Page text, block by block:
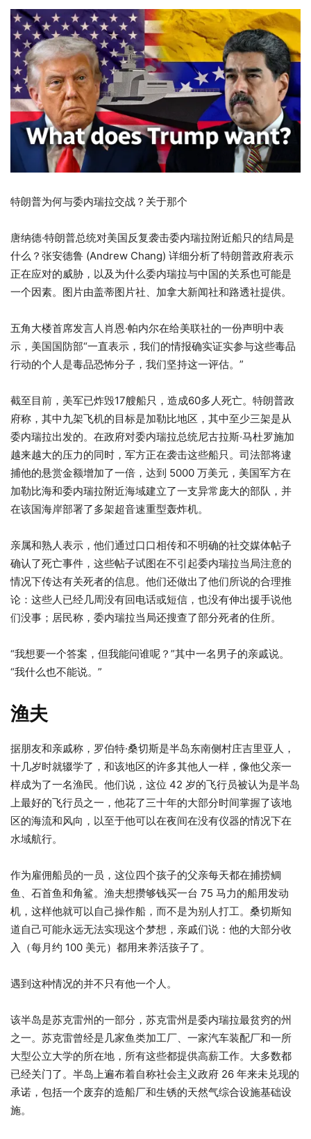
特朗普为何与委内瑞拉交战？关于那个
唐纳德·特朗普总统对美国反复袭击委内瑞拉附近船只的结局是
什么？张安德鲁 (Andrew Chang) 详细分析了特朗普政府表示
正在应对的威胁，以及为什么委内瑞拉与中国的关系也可能是
一个因素。图片由盖蒂图片社、加拿大新闻社和路透社提供。
五角大楼首席发言人肖恩·帕内尔在给美联社的一份声明中表
示，美国国防部“一直表示，我们的情报确实证实参与这些毒品
行动的个人是毒品恐怖分子，我们坚持这一评估。”
截至目前，美军已炸毁17艘船只，造成60多人死亡。特朗普政
府称，其中九架飞机的目标是加勒比地区，其中至少三架是从
委内瑞拉出发的。在政府对委内瑞拉总统尼古拉斯·马杜罗施加
越来越大的压力的同时，军方正在袭击这些船只。司法部将逮
捕他的悬赏金额增加了一倍，达到 5000 万美元，美国军方在
加勒比海和委内瑞拉附近海域建立了一支异常庞大的部队，并
在该国海岸部署了多架超音速重型轰炸机。
亲属和熟人表示，他们通过口口相传和不明确的社交媒体帖子
确认了死亡事件，这些帖子试图在不引起委内瑞拉当局注意的
情况下传达有关死者的信息。他们还做出了他们所说的合理推
论：这些人已经几周没有回电话或短信，也没有伸出援手说他
们没事；居民称，委内瑞拉当局还搜查了部分死者的住所。
“我想要一个答案，但我能问谁呢？”其中一名男子的亲戚说。
“我什么也不能说。”
渔夫
据朋友和亲戚称，罗伯特·桑切斯是半岛东南侧村庄吉里亚人，
十几岁时就辍学了，和该地区的许多其他人一样，像他父亲一
样成为了一名渔民。他们说，这位 42 岁的飞行员被认为是半岛
上最好的飞行员之一，他花了三十年的大部分时间掌握了该地
区的海流和风向，以至于他可以在夜间在没有仪器的情况下在
水域航行。
作为雇佣船员的一员，这位四个孩子的父亲每天都在捕捞鲷
鱼、石首鱼和角鲨。渔夫想攒够钱买一台 75 马力的船用发动
机，这样他就可以自己操作船，而不是为别人打工。桑切斯知
道自己可能永远无法实现这个梦想，亲戚们说：他的大部分收
入（每月约 100 美元）都用来养活孩子了。
遇到这种情况的并不只有他一个人。
该半岛是苏克雷州的一部分，苏克雷州是委内瑞拉最贫穷的州
之一。苏克雷曾经是几家鱼类加工厂、一家汽车装配厂和一所
大型公立大学的所在地，所有这些都提供高薪工作。大多数都
已经关门了。半岛上遍布着自称社会主义政府 26 年来未兑现的
承诺，包括一个废弃的造船厂和生锈的天然气综合设施基础设
施。